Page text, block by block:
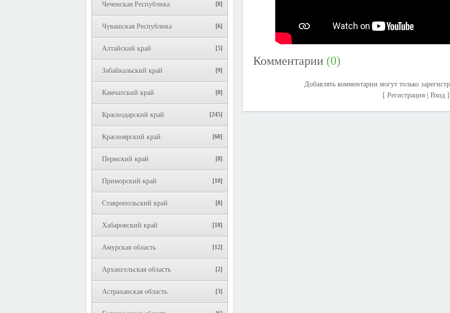
Чеченская Республика [0]
Чувашская Республика [6]
Алтайский край [5]
Забайкальский край [9]
Камчатский край [0]
Краснодарский край [245]
Красноярский край [60]
Пермский край [8]
Приморский край [10]
Ставропольский край [8]
Хабаровский край [18]
Амурская область [12]
Архангельская область [2]
Астраханская область [3]
Комментарии (0)
Добавлять комментарии могут только
[ Регистрация| Вход]